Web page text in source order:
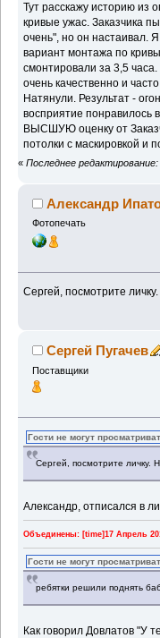
Тут расскажу историю из
кривые ужас. Заказчика
очень", но он настаивал.
вариант монтажа по
смонтировали за 3,5
очень качественно и
Натянули. Результат -
восприятие понравилось
ВЫСШУЮ оценку от
потолки с маскировкой и
« Последнее
Александр
Фотопечать
Сергей, посмотрите
Сергей Пугачев
Поставщики
Гости не могут
Сергей, посмотрите личку.
Александр, отписался в
Объединены: [time]17 Апрель
Гости не могут
ребятки решили поднять
Как говорил Довлатов "У